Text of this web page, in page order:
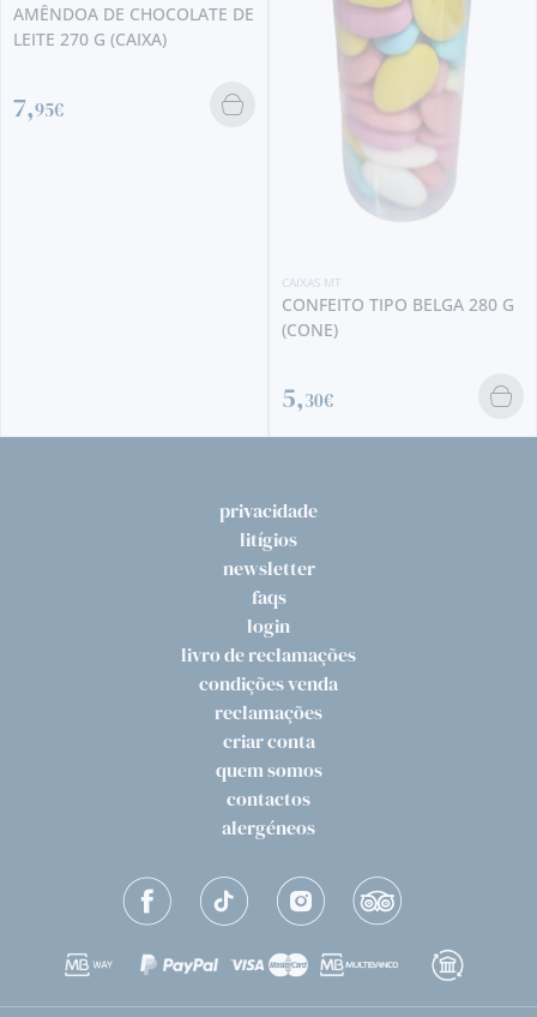
DE CHOCOLATE DE
(CAIXA)
CONFEITO TIPO BELGA 280 G
8,
privacidade
litígios
newsletter
faqs
login
livro de reclamações
condições venda
reclamações
criar conta
quem somos
contactos
alergéneos